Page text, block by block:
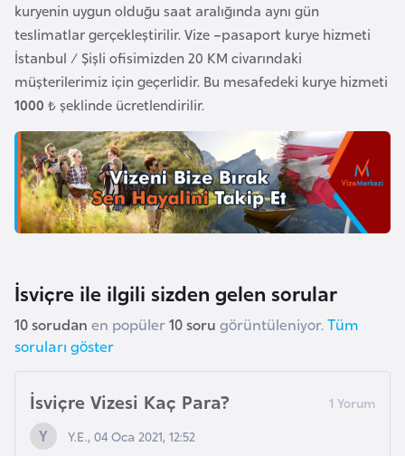
kuryenin uygun olduğu saat aralığında aynı gün
teslimatlar gerçekleştirilir. Vize –pasaport kurye hizmeti
İstanbul / Şişli ofisimizden 20 KM civarındaki
müşterilerimiz için geçerlidir. Bu mesafedeki kurye hizmeti
1000 ₺ şeklinde ücretlendirilir.
İsviçre ile ilgili sizden gelen sorular
10 sorudan en popüler10 soru görüntüleniyor. Tüm
soruları göster
İsviçre Vizesi Kaç Para?
Y.E., 04 Oca 2021, 12:52
F
i
n
l
a
n
d
i
F
r
a
n
s
a